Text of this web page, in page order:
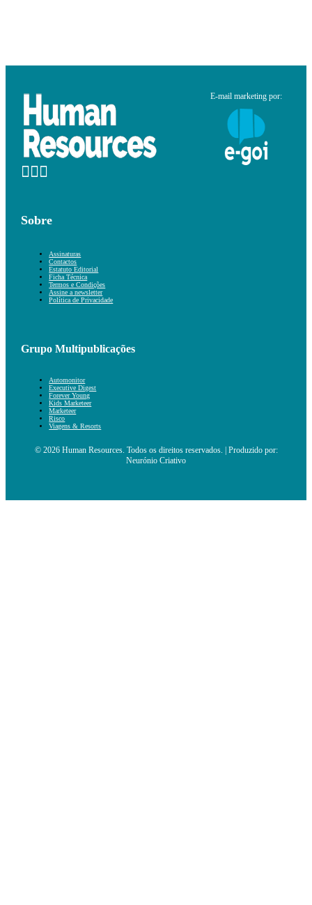
E-mail marketing por:
Sobre
Assinaturas
Contactos
Estatuto Editorial
Ficha Técnica
Termos e Condições
Assine a newsletter
Política de Privacidade
Grupo Multipublicações
Automonitor
Executive Digest
Forever Young
Kids Marketeer
Marketeer
Risco
Viagens & Resorts
© 2026 Human Resources. Todos os direitos reservados. | Produzido por:
Neurónio Criativo